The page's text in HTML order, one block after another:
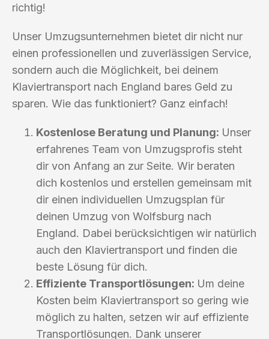
richtig!
Unser Umzugsunternehmen bietet dir nicht nur
einen professionellen und zuverlässigen Service,
sondern auch die Möglichkeit, bei deinem
Klaviertransport nach England bares Geld zu
sparen. Wie das funktioniert? Ganz einfach!
Kostenlose Beratung und Planung: Unser
erfahrenes Team von Umzugsprofis steht
dir von Anfang an zur Seite. Wir beraten
dich kostenlos und erstellen gemeinsam mit
dir einen individuellen Umzugsplan für
deinen Umzug von Wolfsburg nach
England. Dabei berücksichtigen wir natürlich
auch den Klaviertransport und finden die
beste Lösung für dich.
Effiziente Transportlösungen: Um deine
Kosten beim Klaviertransport so gering wie
möglich zu halten, setzen wir auf effiziente
Transportlösungen. Dank unserer